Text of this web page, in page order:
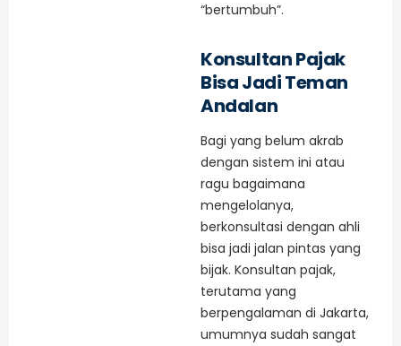
“bertumbuh”.
Konsultan Pajak
Bisa Jadi Teman
Andalan
Bagi yang belum akrab
dengan sistem ini atau
ragu bagaimana
mengelolanya,
berkonsultasi dengan ahli
bisa jadi jalan pintas yang
bijak. Konsultan pajak,
terutama yang
berpengalaman di Jakarta,
umumnya sudah sangat